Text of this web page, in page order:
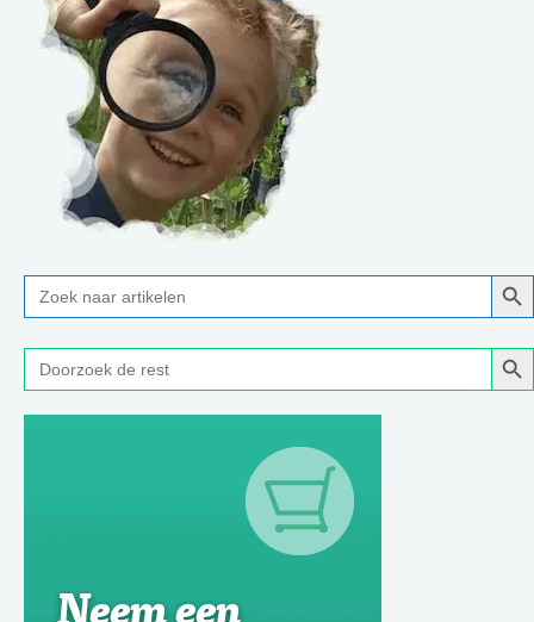
Zoek
naar:
Zoek
naar: